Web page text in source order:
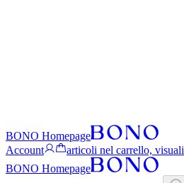
BONO Homepage
Account
articoli nel carrello,
BONO Homepage